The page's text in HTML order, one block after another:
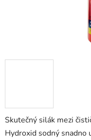
Skutečný silák mezi
Hydroxid sodný snadno